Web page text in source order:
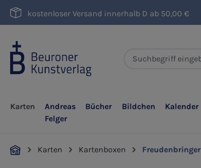
Hauptinhalt springen
Zur Suche springen
Zur Hauptnavigation springen
kostenloser Versand innerhalb D ab 50,00 €
Karten
Andreas
Felger
Bücher Bildchen Kalender
Karten Kartenboxen Freudenbringer